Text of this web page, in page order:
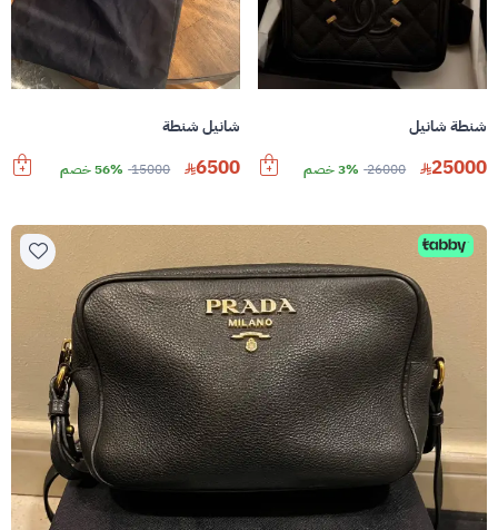
شنطة شانيل
25000
26000 3% خصم
شانيل شنطة
6500
15000 56% خصم